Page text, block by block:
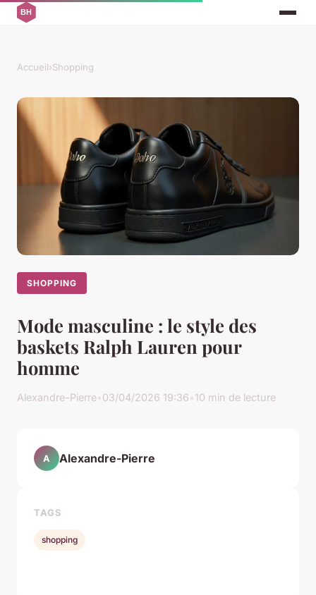
Accueil›Shopping
SHOPPING
Mode masculine : le style des
baskets Ralph Lauren pour
homme
Alexandre-Pierre•03/04/2026 19:36•10 min de lecture
A Alexandre-Pierre
TAGS
shopping